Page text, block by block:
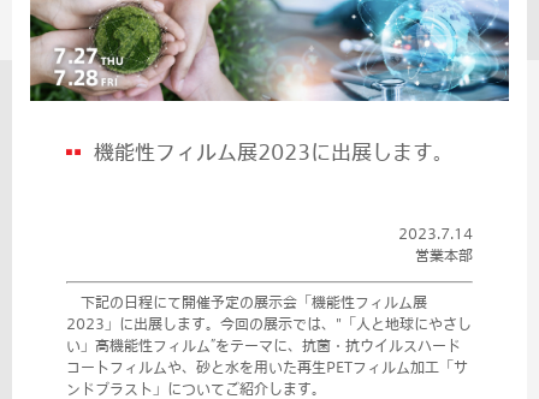
機能性フィルム展2023に出展します。
2023.7.14
営業本部
下記の日程にて開催予定の展示会「機能性フィルム展
2023」に出展します。今回の展示では、"「人と地球にやさし
い」高機能性フィルム”をテーマに、抗菌・抗ウイルスハード
コートフィルムや、砂と水を用いた再生PETフィルム加工「サ
ンドブラスト」についてご紹介します。